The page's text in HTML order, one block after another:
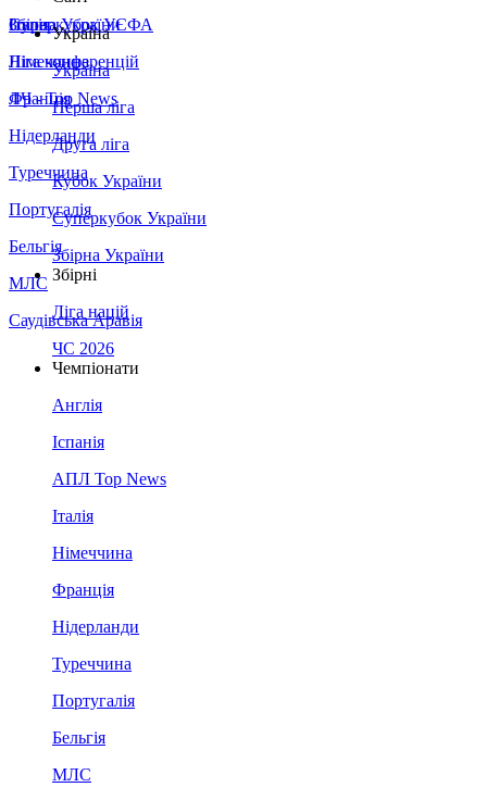
Збірна України
Італія
Німеччина
Франція
Нідерланди
Туреччина
Португалія
Бельгія
МЛС
Саудівська Аравія
Суперкубок УЄФА
Ліга конференцій
ЛЧ - Top News
Україна
Україна
Перша ліга
Друга ліга
Кубок України
Суперкубок України
Збірна України
Збірні
Ліга націй
ЧС 2026
Чемпіонати
Англія
Іспанія
АПЛ Top News
Італія
Німеччина
Франція
Нідерланди
Туреччина
Португалія
Бельгія
МЛС